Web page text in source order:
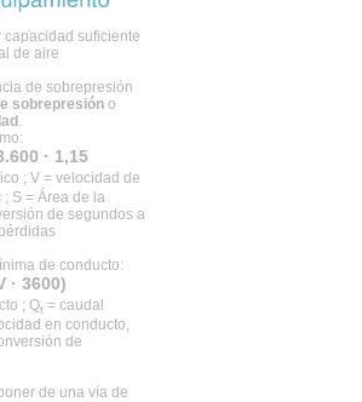
capacidad suficiente
de aire
de sobrepresión
sobrepresión o
.
· 1,15
; V = velocidad de
S = Área de la
de segundos a
de conducto:
· 3600)
; Qt = caudal
en conducto,
de
de una vía de